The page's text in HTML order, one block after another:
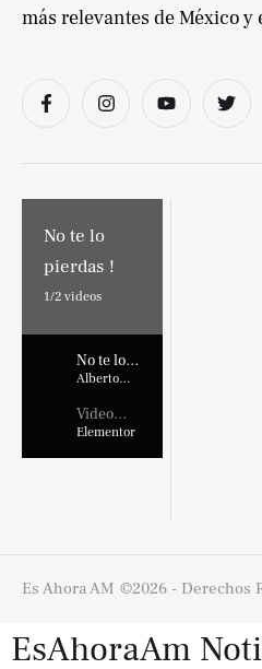
No te lo
pierdas !
1/2 videos
No te lo
pierdas !
Alberto
Video
Placehold
Elementor
más relevantes de México y
Es Ahora AM ©2026 - Derechos
EsAhoraAm